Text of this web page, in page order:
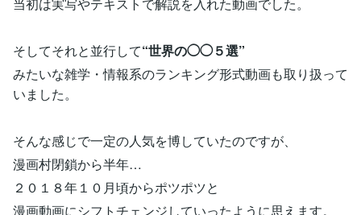
そしてそれと並行して“世界の◯◯５選”
みたいな雑学・情報系のランキング形式動画も取り扱って
いました。
そんな感じで一定の人気を博していたのですが、
漫画村閉鎖から半年…
２０１８年１０月頃からポツポツと
漫画動画にシフトチェンジしていったように思えます。